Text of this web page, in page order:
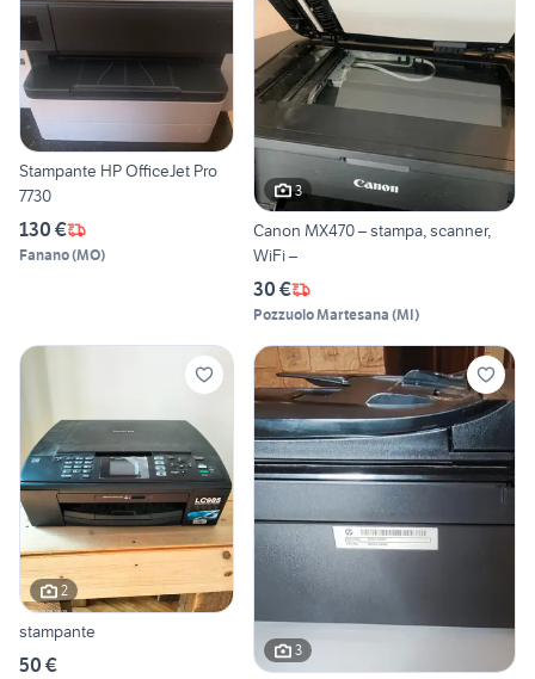
Stampante HP OfficeJet Pro
7730
130 €
Fanano(MO)
3
Canon MX470 – stampa, scanner,
WiFi –
30 €
Pozzuolo Martesana (MI)
2
stampante
50 €
3